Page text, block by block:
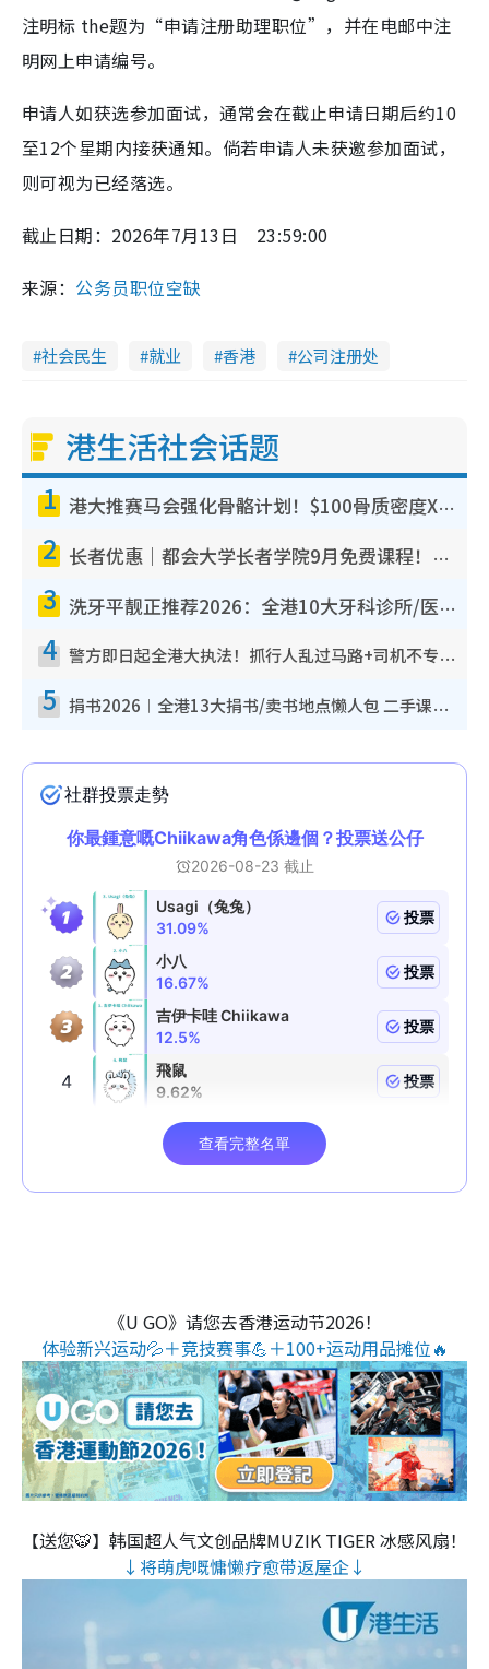
注明标 the题为“申请注册助理职位”，并在电邮中注
明网上申请编号。
申请人如获选参加面试，通常会在截止申请日期后约10
至12个星期内接获通知。倘若申请人未获邀参加面试，
则可视为已经落选。
截止日期：2026年7月13日 23:59:00
来源： 公务员职位空缺
社会民生 就业 香港 公司注册处
港生活社会话题
1 港大推赛马会强化骨骼计划！$100骨质密度X光检查 完成免费运动训练送超市礼券！附参加资格
2 长者优惠｜都会大学长者学院9月免费课程！多媒体/微电影创作/网络安全 附报名方法教学
3 洗牙平靓正推荐2026：全港10大牙科诊所/医院懒人包，夜诊至8点/镇静洁牙/医疗券适用
4 警方即日起全港大执法！抓行人乱过马路+司机不专注驾驶！乱过马路罚$2000
5 捐书2026︱全港13大捐书/卖书地点懒人包 二手课本最高$150＋旧书换免费咖啡/戏票
《U GO》请您去香港运动节2026！
体验新兴运动💦＋竞技赛事💪＋100+运动用品摊位🔥
【送您🐯】韩国超人气文创品牌MUZIK TIGER 冰感风扇！
↓将萌虎嘅慵懒疗愈带返屋企↓